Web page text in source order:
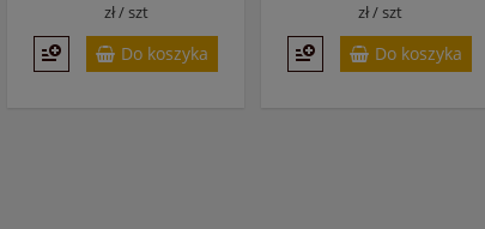
zł /szt
Do koszyka
zł /szt
Do koszyka